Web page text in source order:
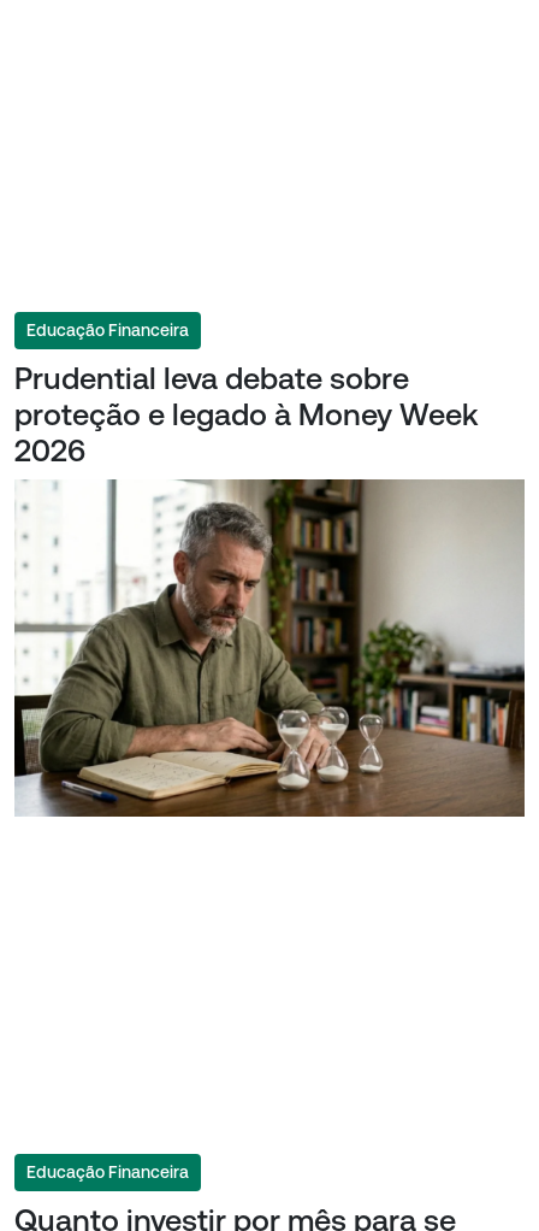
Educação Financeira
Prudential leva debate sobre
proteção e legado à Money Week
2026
Educação Financeira
Quanto investir por mês para se